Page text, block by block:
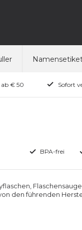
ab € 50 Sofort
BPA-frei
den führenden